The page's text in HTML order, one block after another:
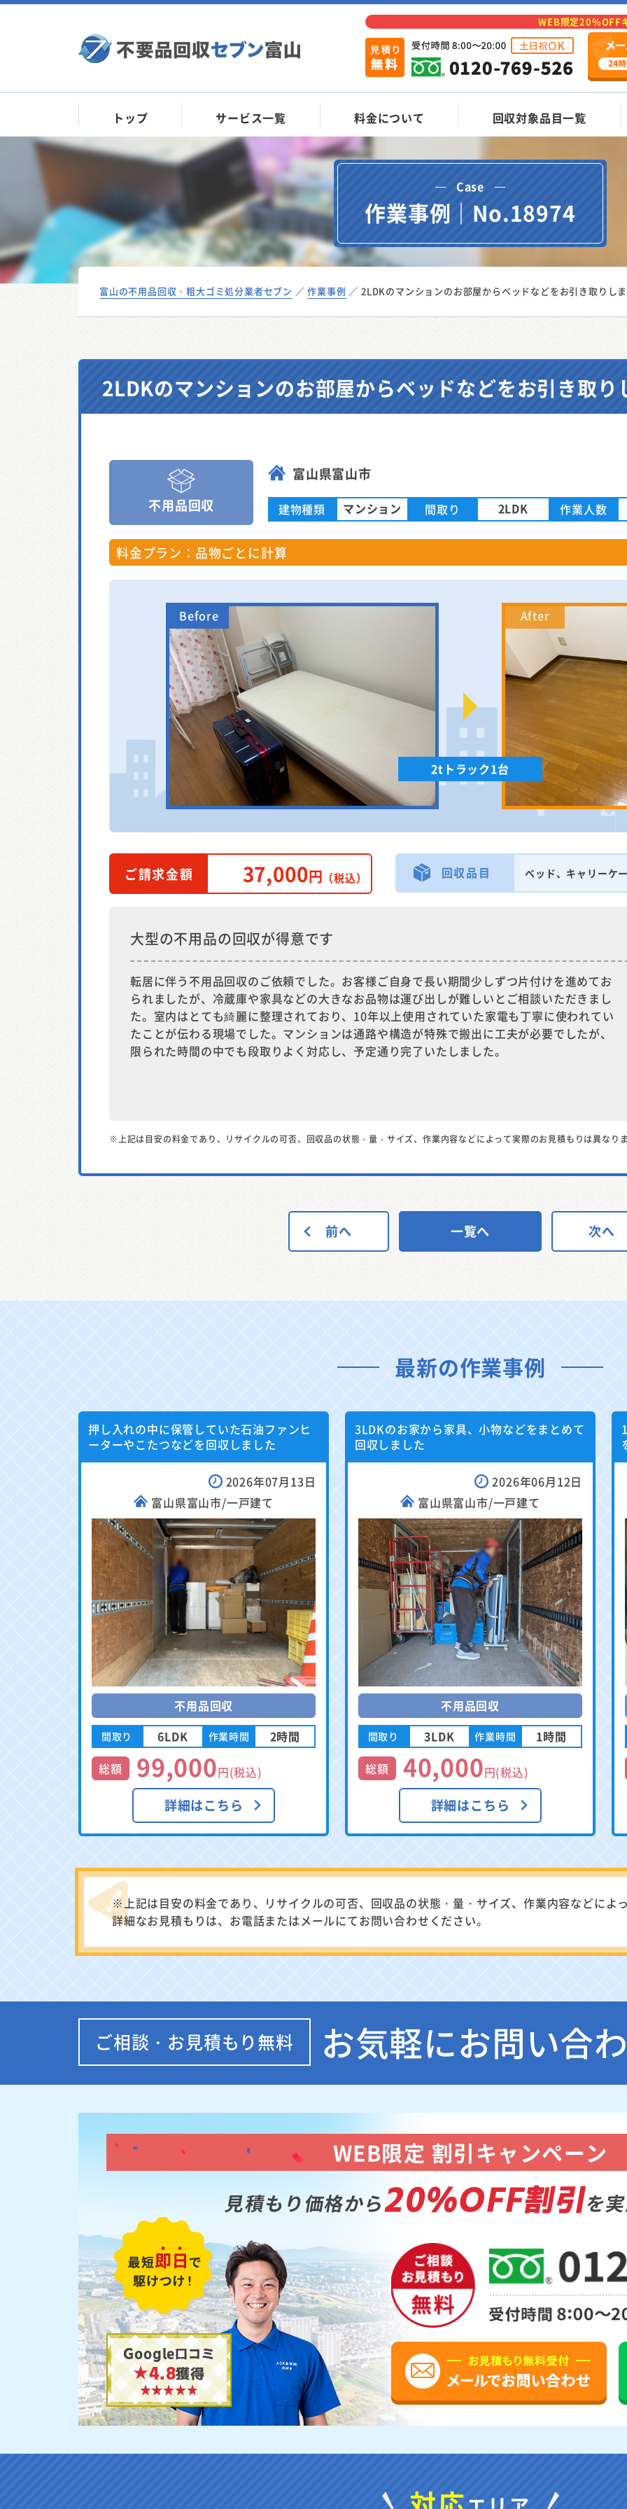
WEB限定20%OFF
トップ サービス一覧 料金について 回収対象品目一覧
Case
作業事例｜No.18974
富山の不用品回収・粗大ゴミ処分業者セブン 作業事例 2LDKのマンションのお部屋からベッドなどをお引き取りし
2LDKのマンションのお部屋からベッドなどをお引き取り
不用品回収
富山県富山市
建物種類 マンション 間取り 2LDK 作業人数
料金プラン：品物ごとに計算
2tトラック1台
ご請求金額 37,000円 （税込） 回収品目 ベッド、キャリーケ
大型の不用品の回収が得意です
転居に伴う不用品回収のご依頼でした。お客様ご自身で長い期間少しずつ片付けを進めてお
られましたが、冷蔵庫や家具などの大きなお品物は運び出しが難しいとご相談いただきまし
た。室内はとても綺麗に整理されており、10年以上使用されていた家電も丁寧に使われてい
たことが伝わる現場でした。マンションは通路や構造が特殊で搬出に工夫が必要でしたが、
限られた時間の中でも段取りよく対応し、予定通り完了いたしました。
※上記は目安の料金であり、リサイクルの可否、回収品の状態・量・サイズ、作業内容などによって実際のお見積もりは異なり
前へ 一覧へ 次へ
最新の作業事例
押し入れの中に保管していた石油ファンヒ
ーターやこたつなどを回収しました
2026年07月13日
富山県富山市/一戸建て
不用品回収
間取り 6LDK 作業時間
2時間
総額
99,000円(税込)
詳細はこちら
3LDKのお家から家具、小物などをまとめて
回収しました
2026年06月12日
富山県富山市/一戸建て
不用品回収
間取り 3LDK 作業時間
1時間
総額
40,000円(税込)
詳細はこちら
※上記は目安の料金であり、リサイクルの可否、回収品の状態・量・サイズ、作業内容などによ
詳細なお見積もりは、お電話またはメールにてお問い合わせください。
ご相談・お見積もり無料 お気軽にお問い合
Google口コミ
★4.8獲得
WEB限定 割引キャンペーン
見積もり価格から20%OFF割引を